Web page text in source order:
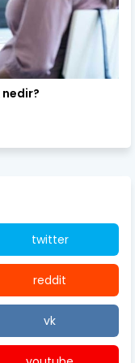
nedir?
twitter
reddit
vk